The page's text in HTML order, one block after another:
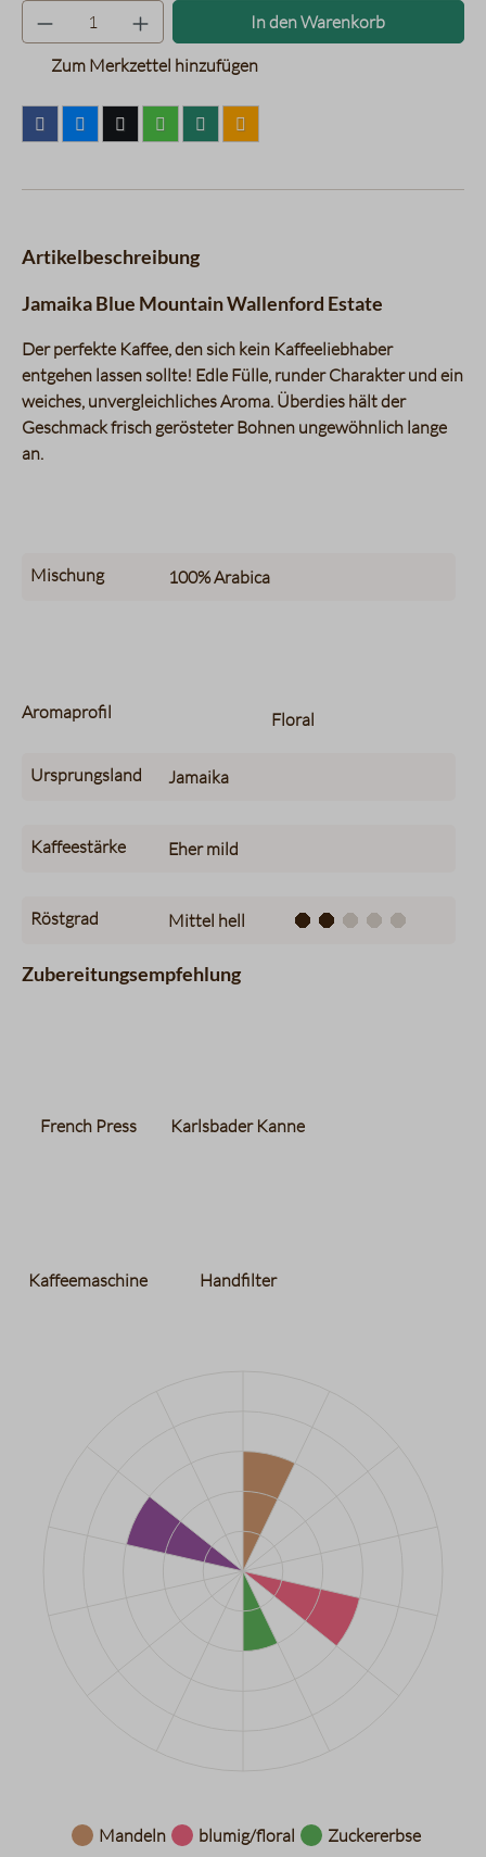
Produkt Anzahl: Gib den
In den Warenkorb
Zum Merkzettel hinzufügen
Artikelbeschreibung
Jamaika Blue Mountain Wallenford Estate
Der perfekte Kaffee, den sich kein Kaffeeliebhaber
entgehen lassen sollte! Edle Fülle, runder Charakter und ein
weiches, unvergleichliches Aroma. Überdies hält der
Geschmack frisch gerösteter Bohnen ungewöhnlich lange
an.
Mischung 100%Arabica
Aromaprofil Floral
Ursprungsland Jamaika
Kaffeestärke Eher mild
Röstgrad Mittel hell
Zubereitungsempfehlung
French Press Karlsbader Kanne
Kaffeemaschine Handfilter
Datentabelle für das Diagramm: Aromarad
Mandeln blumig/floral Zuckererbse